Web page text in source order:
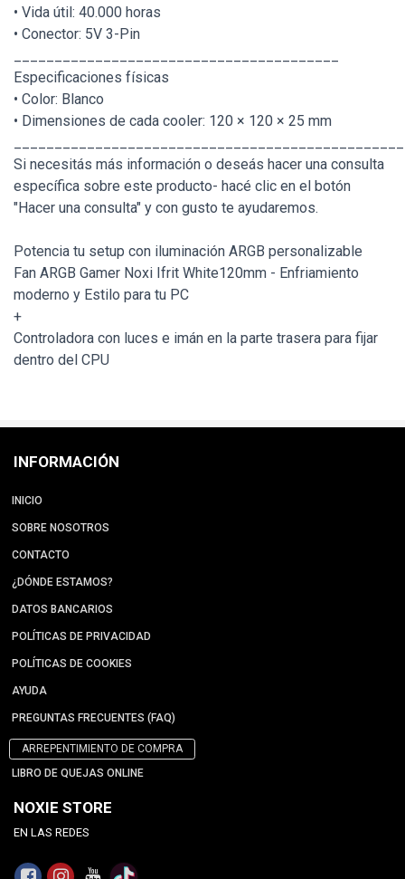
• Vida útil: 40.000 horas
• Conector: 5V 3-Pin
Especificaciones físicas
• Color: Blanco
• Dimensiones de cada cooler: 120 × 120 × 25 mm
Si necesitás más información o deseás hacer una consulta
específica sobre este producto- hacé clic en el botón
"Hacer una consulta" y con gusto te ayudaremos.
Potencia tu setup con iluminación ARGB personalizable
Fan ARGB Gamer Noxi Ifrit White120mm - Enfriamiento
moderno y Estilo para tu PC
+
Controladora con luces e imán en la parte trasera para fijar
dentro del CPU
INFORMACIÓN
INICIO
SOBRE NOSOTROS
CONTACTO
¿DÓNDE ESTAMOS?
DATOS BANCARIOS
POLÍTICAS DE PRIVACIDAD
POLÍTICAS DE COOKIES
AYUDA
PREGUNTAS FRECUENTES (FAQ)
ARREPENTIMIENTO DE COMPRA
LIBRO DE QUEJAS ONLINE
NOXIE STORE
EN LAS REDES